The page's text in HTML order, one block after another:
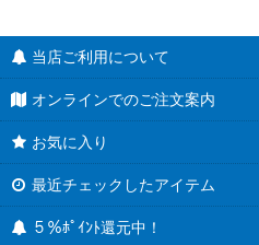
当店ご利用について
オンラインでのご注文案内
お気に入り
最近チェックしたアイテム
５％ﾎﾟｲﾝﾄ還元中！